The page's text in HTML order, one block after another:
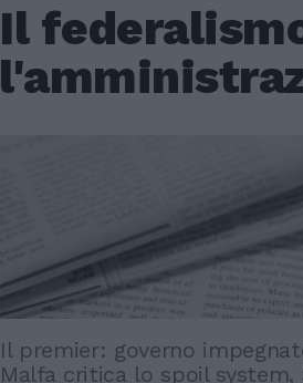
Il
Il premier: governo
Malfa critica lo spoil